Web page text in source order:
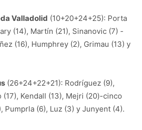
Valladolid (10+20+24+25): Porta
(14), Martín (21), Sinanovic (7) -
(16), Humphrey (2), Grimau (13) y
(26+24+22+21): Rodríguez (9),
(17), Kendall (13), Mejri (20)-cinco
Pumprla (6), Luz (3) y Junyent (4).